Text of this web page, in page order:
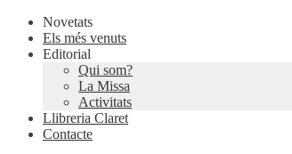
Novetats
Els més venuts
Editorial
Qui som?
La Missa
Activitats
Llibreria Claret
Contacte